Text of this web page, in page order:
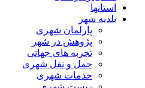
استانها
بلدیه شهر
پارلمان شهری
پژوهش در شهر
تجربه های جهانی
حمل و نقل شهری
خدمات شهری